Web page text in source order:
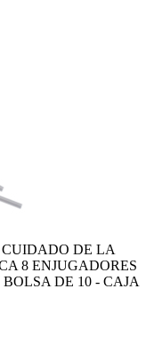
DE LA
8 ENJUGADORES
DE 10 - CAJA